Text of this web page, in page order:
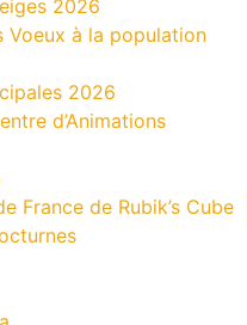
2026
Voeux à la population
2026
d’Animations
France de Rubik’s Cube